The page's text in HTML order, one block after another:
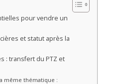
pour vendre un
et statut après la
: transfert du PTZ et
même thématique :